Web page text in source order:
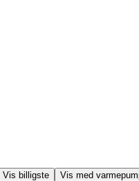
Vis billigste Vis med